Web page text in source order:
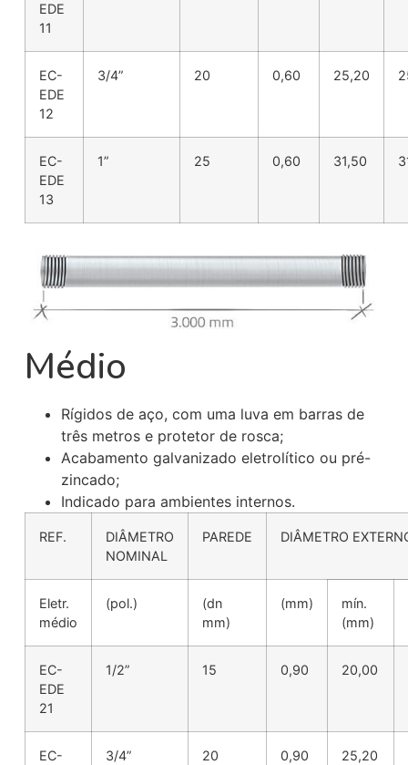
EDE
11
EC-
EDE
12
3/4” 20 0,60 25,20
EC-
EDE
13
1” 25 0,60 31,50
Médio
Rígidos de aço, com uma luva em barras de
três metros e protetor de rosca;
Acabamento galvanizado eletrolítico ou pré-
zincado;
Indicado para ambientes internos.
REF.
DIÂMETRO
NOMINAL
PAREDE DIÂMETRO
Eletr.
médio
(pol.)
(dn
mm)
(mm)
mín.
(mm)
EC-
EDE
21
1/2” 15 0,90 20,00
EC-
3/4” 20 0,90 25,20